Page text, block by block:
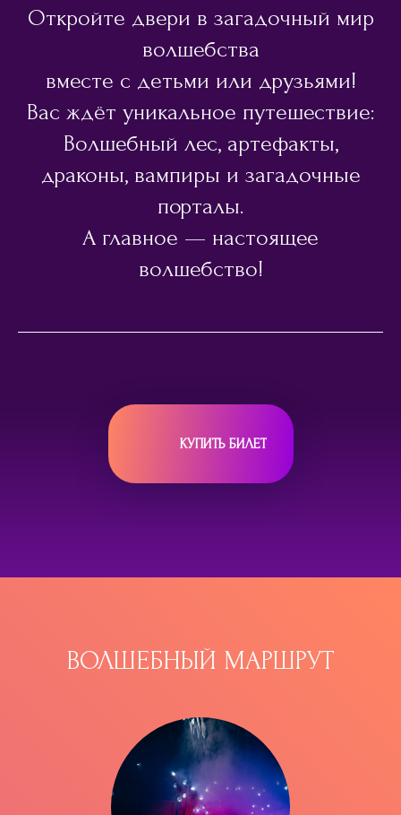
Откройте двери в загадочный мир
волшебства
вместе с детьми или друзьями!
Вас ждёт уникальное путешествие:
Волшебный лес, артефакты,
драконы, вампиры и загадочные
порталы.
А главное — настоящее
волшебство!
КУПИТЬ БИЛЕТ
ВОЛШЕБНЫЙ МАРШРУТ